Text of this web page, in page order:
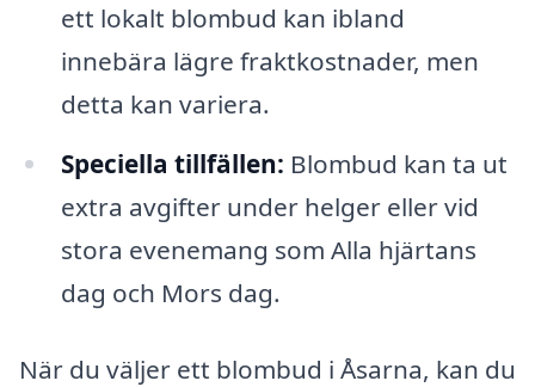
ett lokalt blombud kan ibland
innebära lägre fraktkostnader, men
detta kan variera.
Speciella tillfällen: Blombud kan ta ut
extra avgifter under helger eller vid
stora evenemang som Alla hjärtans
dag och Mors dag.
När du väljer ett blombud i Åsarna, kan du